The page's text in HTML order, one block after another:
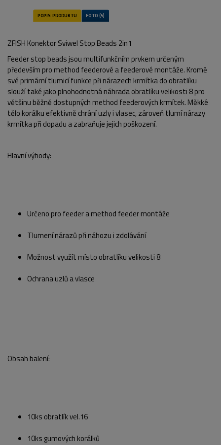
POPIS PRODUKTU FOTO (5)
ZFISH Konektor Sviwel Stop Beads 2in1
Feeder stop beads jsou multifunkčním prvkem určeným
především pro method feederové a feederové montáže. Kromě
své primární tlumicí funkce při nárazech krmítka do obratlíku
slouží také jako plnohodnotná náhrada obratlíku velikosti 8 pro
většinu běžně dostupných method feederových krmítek. Měkké
tělo korálku efektivně chrání uzly i vlasec, zároveň tlumí nárazy
krmítka při dopadu a zabraňuje jejich poškození.
Hlavní výhody:
Určeno pro feeder a method feeder montáže
Tlumení nárazů při náhozu i zdolávání
Možnost využít místo obratlíku velikosti 8
Ochrana uzlů a vlasce
Obsah balení:
10ks obratlík vel.16
10ks gumových korálků